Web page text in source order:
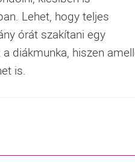
Lehet, hogy teljes
órát szakítani egy
diákmunka, hiszen
is.